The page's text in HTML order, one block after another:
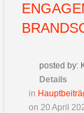
posted by:
Details
in
on 20 April